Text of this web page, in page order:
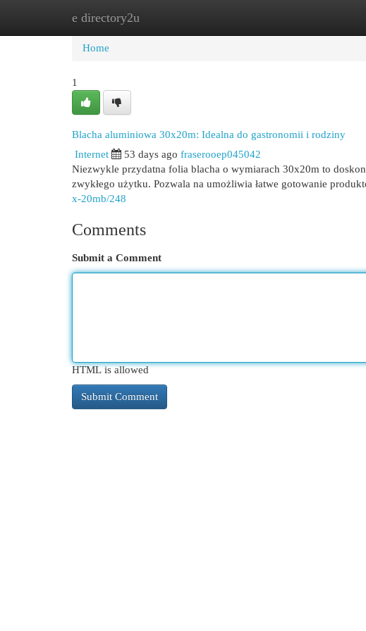
e directory2u
Home
Home
1
Blacha aluminiowa 30x20m: Idealna do gastronomii i rodziny
Internet 53 days ago fraserooep045042
Niezwykle przydatna folia blacha o wymiarach 30x20m to
zwykłego użytku. Pozwala na umożliwia łatwe gotowanie
x-20mb/248
Comments
Submit a Comment
HTML is allowed